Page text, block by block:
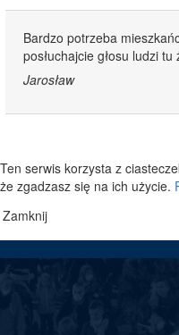
Bardzo potrzeba
posłuchajcie głosu ludzi
Jarosław
Ten serwis korzysta z
że zgadzasz się na ich użycie.
Zamknij